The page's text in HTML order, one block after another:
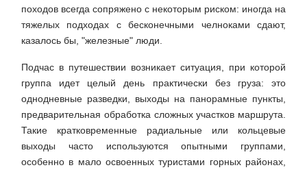
походов всегда сопряжено с некоторым риском: иногда на
тяжелых подходах с бесконечными челноками сдают,
казалось бы, "железные" люди.
Подчас в путешествии возникает ситуация, при которой
группа идет целый день практически без груза: это
однодневные разведки, выходы на панорамные пункты,
предварительная обработка сложных участков маршрута.
Такие кратковременные радиальные или кольцевые
выходы часто используются опытными группами,
особенно в мало освоенных туристами горных районах,